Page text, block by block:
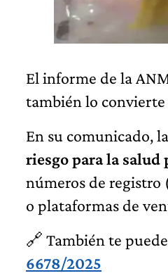
El informe de la
también lo convierte
En su comunicado,
riesgo para la salud
números de registro
o plataformas de
🔗 También te
6678/2025